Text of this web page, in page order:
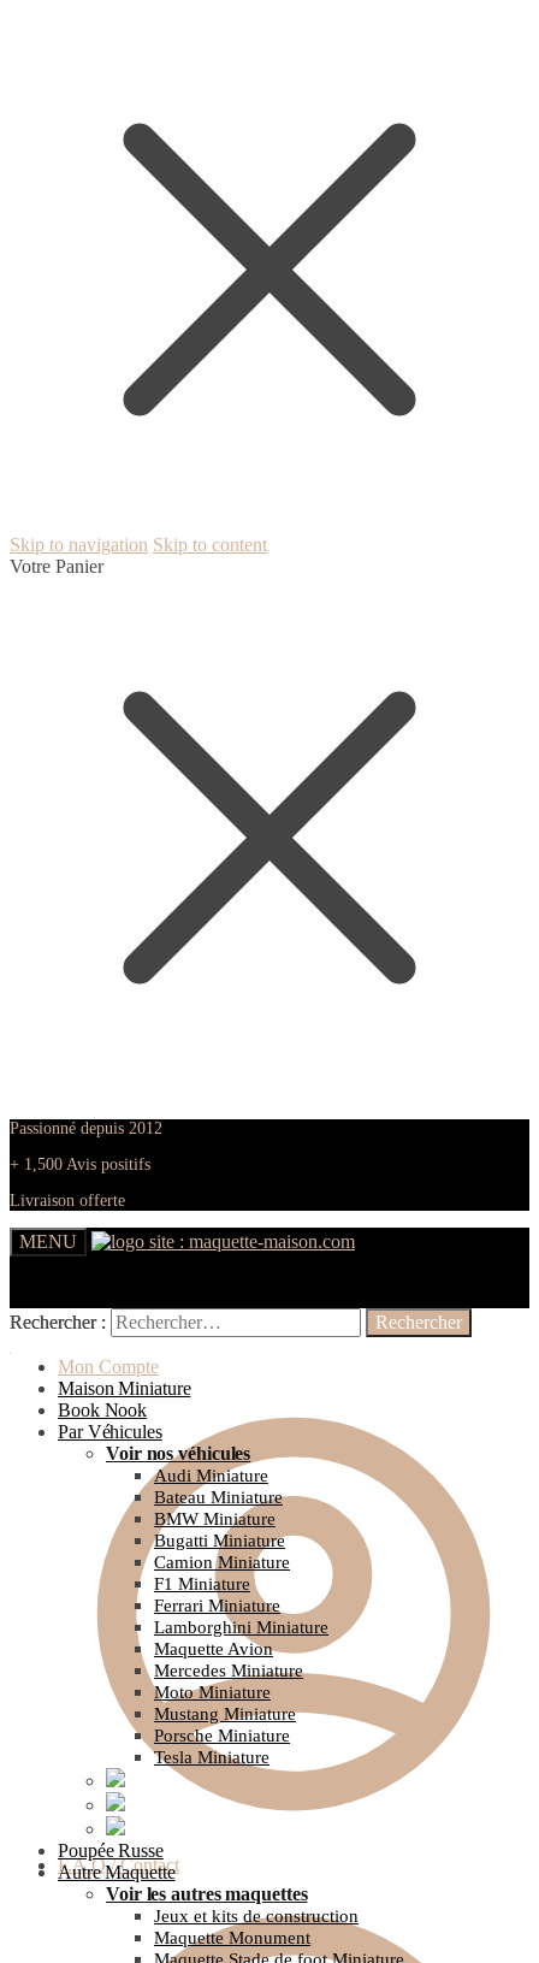
Skip to navigation Skip to content
Votre Panier
Passionné depuis 2012
+ 1,500 Avis positifs
Livraison offerte
MENU
Rechercher :
Mon Compte
F.A.Q / Contact
Rechercher :
Maison Miniature
Book Nook
Par Véhicules
Voir nos véhicules
Audi Miniature
Bateau Miniature
BMW Miniature
Bugatti Miniature
Camion Miniature
F1 Miniature
Ferrari Miniature
Lamborghini Miniature
Maquette Avion
Mercedes Miniature
Moto Miniature
Mustang Miniature
Porsche Miniature
Tesla Miniature
Poupée Russe
Autre Maquette
Voir les autres maquettes
Jeux et kits de construction
Maquette Monument